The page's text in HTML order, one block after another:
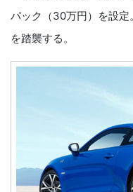
パック（30万円）を設
を踏襲する。